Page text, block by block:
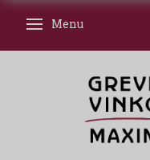
Skifte navigation
Menu